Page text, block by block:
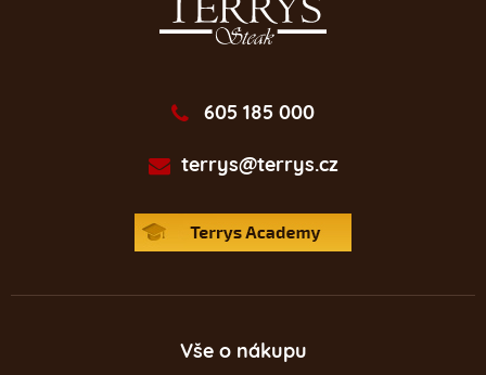
605 185 000
terrys@terrys.cz
Vše o nákupu